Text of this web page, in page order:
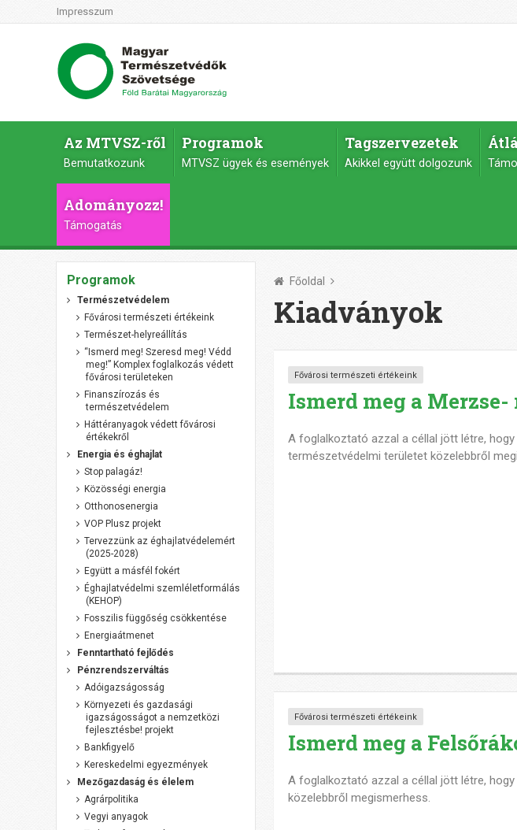
Impresszum
Az MTVSZ-ről
Bemutatkozunk
Programok
MTVSZ ügyek és események
Tagszervezetek
Akikkel együtt dolgozunk
Adományozz!
Támogatás
Főoldal
Kiadványok
Fővárosi természeti értékeink
Ismerd meg a Merzse-
A foglalkoztató azzal a céllal jött létre,
természetvédelmi területet közelebbről
Fővárosi természeti értékeink
Ismerd meg a
A foglalkoztató azzal a céllal jött létre,
közelebbről megismerhess.
Programok
Természetvédelem
Fővárosi természeti értékeink
Természet-helyreállítás
“Ismerd meg! Szeresd meg! Védd
meg!” Komplex foglalkozás védett
fővárosi területeken
Finanszírozás és
természetvédelem
Háttéranyagok védett fővárosi
értékekről
Energia és éghajlat
Stop palagáz!
Közösségi energia
Otthonosenergia
VOP Plusz projekt
Tervezzünk az éghajlatvédelemért
(2025-2028)
Együtt a másfél fokért
Éghajlatvédelmi szemléletformálás
(KEHOP)
Fosszilis függőség csökkentése
Energiaátmenet
Fenntartható fejlődés
Pénzrendszerváltás
Adóigazságosság
Környezeti és gazdasági
igazságosságot a nemzetközi
fejlesztésbe! projekt
Bankfigyelő
Kereskedelmi egyezmények
Mezőgazdaság és élelem
Agrárpolitika
Vegyi anyagok